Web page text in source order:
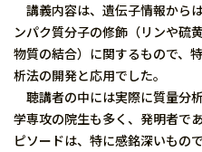
講義内容は、遺伝子情報から
ンパク質分子の修飾（リンや硫
物質の結合）に関するもので、
析法の開発と応用でした。
聴講者の中には実際に質量分
学専攻の院生も多く、発明者で
ピソードは、特に感銘深いもの